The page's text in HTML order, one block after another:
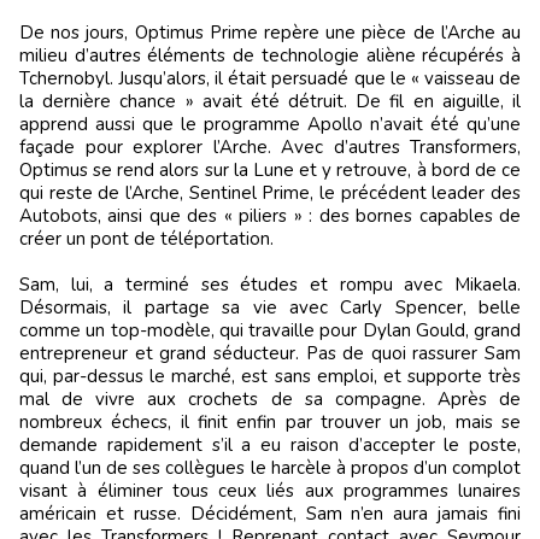
De nos jours, Optimus Prime repère une pièce de l’Arche au
milieu d’autres éléments de technologie aliène récupérés à
Tchernobyl. Jusqu’alors, il était persuadé que le « vaisseau de
la dernière chance » avait été détruit. De fil en aiguille, il
apprend aussi que le programme Apollo n’avait été qu’une
façade pour explorer l’Arche. Avec d’autres Transformers,
Optimus se rend alors sur la Lune et y retrouve, à bord de ce
qui reste de l’Arche, Sentinel Prime, le précédent leader des
Autobots, ainsi que des « piliers » : des bornes capables de
créer un pont de téléportation.
Sam, lui, a terminé ses études et rompu avec Mikaela.
Désormais, il partage sa vie avec Carly Spencer, belle
comme un top-modèle, qui travaille pour Dylan Gould, grand
entrepreneur et grand séducteur. Pas de quoi rassurer Sam
qui, par-dessus le marché, est sans emploi, et supporte très
mal de vivre aux crochets de sa compagne. Après de
nombreux échecs, il finit enfin par trouver un job, mais se
demande rapidement s’il a eu raison d’accepter le poste,
quand l’un de ses collègues le harcèle à propos d’un complot
visant à éliminer tous ceux liés aux programmes lunaires
américain et russe. Décidément, Sam n’en aura jamais fini